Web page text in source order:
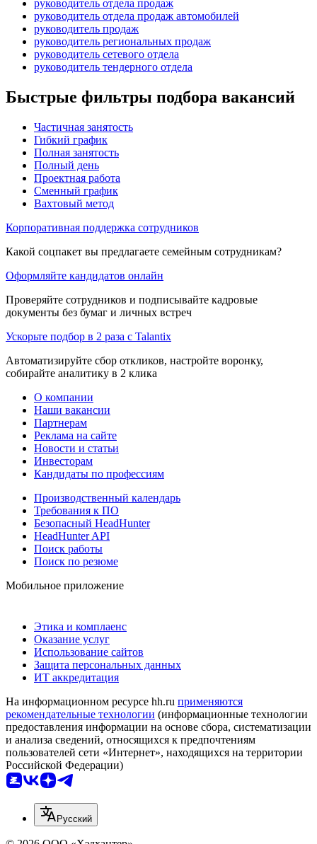
руководитель отдела продаж
руководитель отдела продаж автомобилей
руководитель продаж
руководитель региональных продаж
руководитель сетевого отдела
руководитель тендерного отдела
Быстрые фильтры подбора вакансий
Частичная занятость
Гибкий график
Полная занятость
Полный день
Проектная работа
Сменный график
Вахтовый метод
Корпоративная поддержка сотрудников
Какой соцпакет вы предлагаете семейным сотрудникам?
Оформляйте кандидатов онлайн
Проверяйте сотрудников и подписывайте кадровые
документы без бумаг и личных встреч
Ускорьте подбор в 2 раза с Talantix
Автоматизируйте сбор откликов, настройте воронку,
собирайте аналитику в 2 клика
О компании
Наши вакансии
Партнерам
Реклама на сайте
Новости и статьи
Инвесторам
Кандидаты по профессиям
Производственный календарь
Требования к ПО
Безопасный HeadHunter
HeadHunter API
Поиск работы
Поиск по резюме
Мобильное приложение
Этика и комплаенс
Оказание услуг
Использование сайтов
Защита персональных данных
ИТ аккредитация
На информационном ресурсе hh.ru применяются
рекомендательные технологии (информационные технологии
предоставления информации на основе сбора, систематизации
и анализа сведений, относящихся к предпочтениям
пользователей сети «Интернет», находящихся на территории
Российской Федерации)
Русский